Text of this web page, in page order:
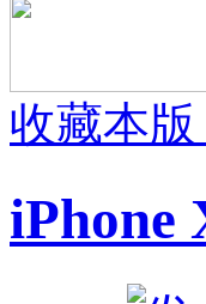
收藏本版
iPhone